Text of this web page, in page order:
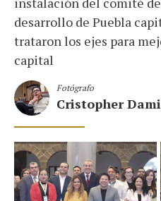
desarrollo de Puebla
trataron los ejes para
capital
Fotógrafo
Cristopher